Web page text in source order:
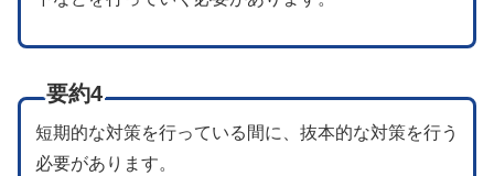
要約4
短期的な対策を行っている間に、抜本的な対策を行う
必要があります。